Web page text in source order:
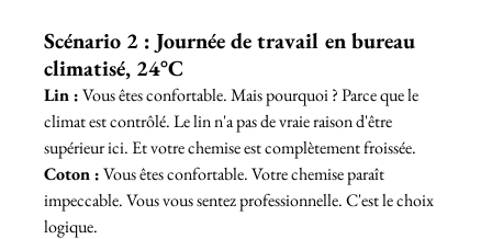
Scénario 2 : Journée de travail en bureau
climatisé, 24°C
Lin : Vous êtes confortable. Mais pourquoi ? Parce que le
climat est contrôlé. Le lin n'a pas de vraie raison d'être
supérieur ici. Et votre chemise est complètement froissée.
Coton : Vous êtes confortable. Votre chemise paraît
impeccable. Vous vous sentez professionnelle. C'est le choix
logique.